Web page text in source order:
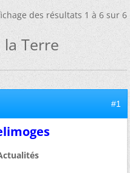
des résultats 1 à 6 sur 6
la Terre
#1